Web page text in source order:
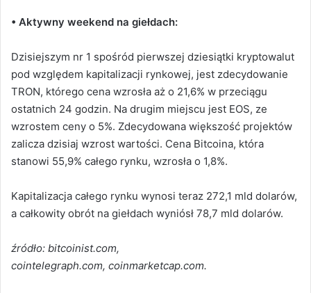
• Aktywny weekend na giełdach:
Dzisiejszym nr 1 spośród pierwszej dziesiątki kryptowalut
pod względem kapitalizacji rynkowej, jest zdecydowanie
TRON, którego cena wzrosła aż o 21,6% w przeciągu
ostatnich 24 godzin. Na drugim miejscu jest EOS, ze
wzrostem ceny o 5%. Zdecydowana większość projektów
zalicza dzisiaj wzrost wartości. Cena Bitcoina, która
stanowi 55,9% całego rynku, wzrosła o 1,8%.
Kapitalizacja całego rynku wynosi teraz 272,1 mld dolarów,
a całkowity obrót na giełdach wyniósł 78,7 mld dolarów.
źródło: bitcoinist.com,
cointelegraph.com, coinmarketcap.com.